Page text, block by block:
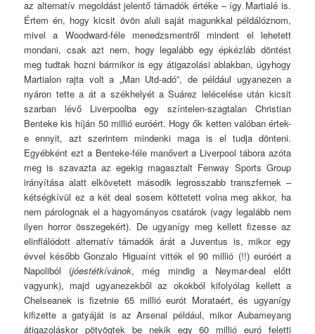
az alternatív megoldást jelentő támadók értéke – így Martialé is.
Értem én, hogy kicsit övön aluli saját magunkkal példálóznom,
mivel a Woodward-féle menedzsmentről mindent el lehetett
mondani, csak azt nem, hogy legalább egy épkézláb döntést
meg tudtak hozni bármikor is egy átigazolási ablakban, úgyhogy
Martialon rajta volt a „Man Utd-adó”, de például ugyanezen a
nyáron tette a át a székhelyét a Suárez lelécelése után kicsit
szarban lévő Liverpoolba egy színtelen-szagtalan Christian
Benteke kis híján 50 millió euróért. Hogy ők ketten valóban értek-
e ennyit, azt szerintem mindenki maga is el tudja dönteni.
Egyébként ezt a Benteke-féle manővert a Liverpool tábora azóta
meg is szavazta az egekig magasztalt Fenway Sports Group
irányítása alatt elkövetett második legrosszabb transzfernek –
kétségkívül ez a két deal sosem köttetett volna meg akkor, ha
nem párolognak el a hagyományos csatárok (vagy legalább nem
ilyen horror összegekért). De ugyanígy meg kellett fizesse az
elinflálódott alternatív támadók árát a Juventus is, mikor egy
évvel később Gonzalo Higuaínt vitték el 90 millió (!!) euróért a
Napoliból (jóestétkívánok, még mindig a Neymar-deal előtt
vagyunk), majd ugyanezekből az okokból kifolyólag kellett a
Chelseanek is fizetnie 65 millió eurót Morataért, és ugyanígy
kifizette a gatyáját is az Arsenal például, mikor Aubameyang
átigazoláskor pötyögtek be nekik egy 60 millió euró feletti